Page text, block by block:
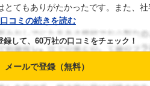
てもありがたかったです。また、
コミの続きを読む
録して、60万社の口コミをチェック！
メールで登録（無料）